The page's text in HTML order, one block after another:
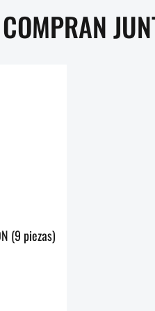
(9 piezas)